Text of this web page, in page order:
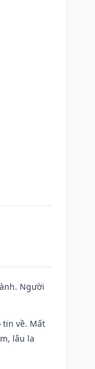
Người
tin về. Mất
lâu la